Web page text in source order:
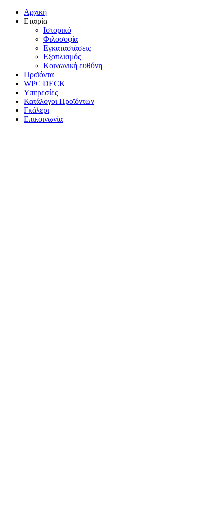
Αρχική
Εταιρία
Ιστορικό
Φιλοσοφία
Εγκαταστάσεις
Εξοπλισμός
Κοινωνική ευθύνη
Προϊόντα
WPC DECK
Υπηρεσίες
Κατάλογοι Προϊόντων
Γκάλερι
Επικοινωνία